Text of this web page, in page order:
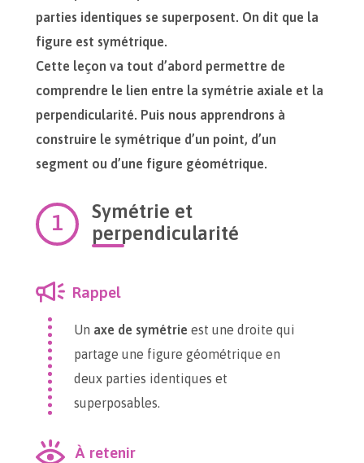
parties identiques se superposent. On dit que la
figure est symétrique.
Cette leçon va tout d’abord permettre de
comprendre le lien entre la symétrie axiale et la
perpendicularité. Puis nous apprendrons à
construire le symétrique d’un point, d’un
segment ou d’une figure géométrique.
Symétrie et
perpendicularité
Rappel
Un axe de symétrie est une droite qui
partage une figure géométrique en
deux parties identiques et
superposables.
À retenir